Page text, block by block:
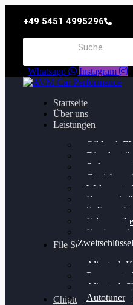
+49 5451 4995296
Whatsapp Instagram
Startseite
Über uns
Leistungen
Oildruck FIx
Software
Ersatz- und
Zweitschlüssel
File Service
Alientech
Powergate 4
Alientech
Autotuner
Chiptuning